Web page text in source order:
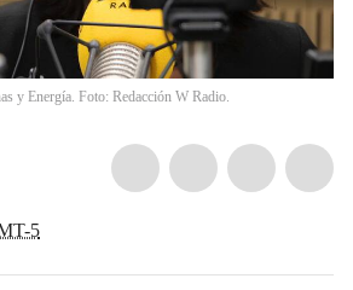
y Energía. Foto: Redacción W Radio.
5